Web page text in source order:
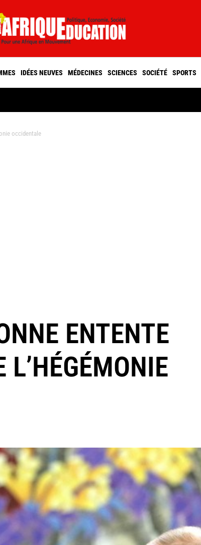
IDÉES NEUVES MÉDECINES SCIENCES SOCIÉTÉ SPORTS
occidentale
ENTENTE
L’HÉGÉMONIE